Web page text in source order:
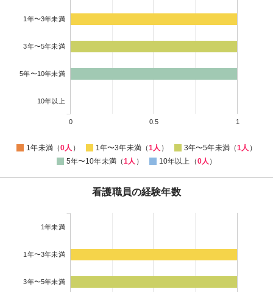
1年〜3年未満
3年〜5年未満
5年〜10年未満
10年以上
0 0.5 1
1年未満（0人 ） 1年〜3年未満（1人 ） 3年〜5年未満（1人 ）
5年〜10年未満（1人 ） 10年以上（0人 ）
看護職員の経験年数
1年未満
1年〜3年未満
3年〜5年未満